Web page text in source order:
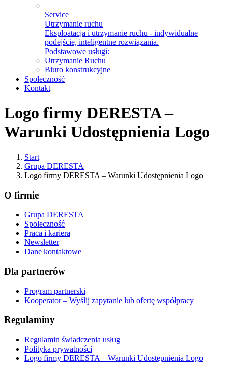
Service
Utrzymanie ruchu
Eksploatacja i utrzymanie ruchu - indywidualne
podejście, inteligentne rozwiązania.
Podstawowe usługi:
Utrzymanie Ruchu
Biuro konstrukcyjne
Społeczność
Kontakt
Logo firmy DERESTA –
Warunki Udostępnienia Logo
Start
Grupa DERESTA
Logo firmy DERESTA – Warunki Udostępnienia Logo
O firmie
Grupa DERESTA
Społeczność
Praca i kariera
Newsletter
Dane kontaktowe
Dla partnerów
Program partnerski
Kooperator – Wyślij zapytanie lub ofertę współpracy
Regulaminy
Regulamin świadczenia usług
Polityka prywatności
Logo firmy DERESTA – Warunki Udostępnienia Logo